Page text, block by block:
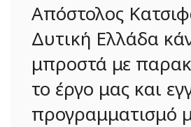
Απόστολος
Δυτική Ελλάδα
μπροστά με
το έργο μας και
προγραμματισμό